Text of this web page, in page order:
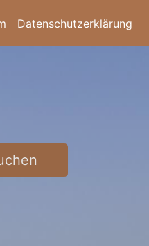
Datenschutzerklärung